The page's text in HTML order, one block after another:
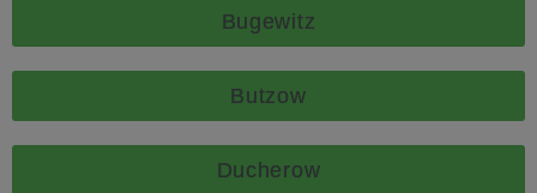
Bugewitz
Butzow
Ducherow